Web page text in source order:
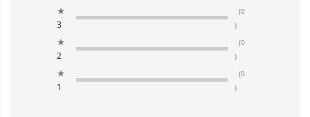
★
3
(0
)
★
2
(0
)
★
1
(0
)